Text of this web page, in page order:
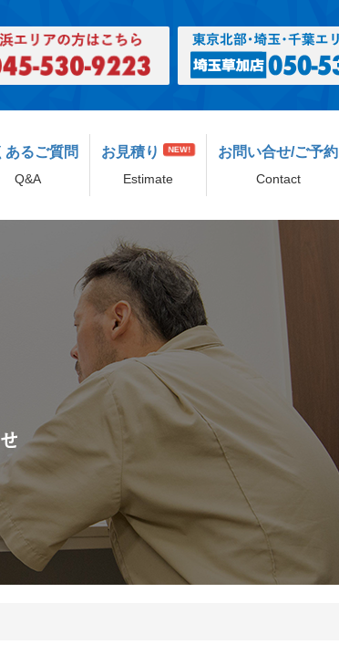
あるご質問
Q&A
お見積り NEW!
Estimate
お問い合せ/ご予約
Contact